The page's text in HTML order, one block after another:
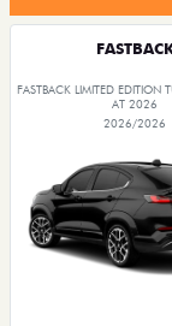
FASTBACK LIMITED EDITION
AT 2026
2026/2026